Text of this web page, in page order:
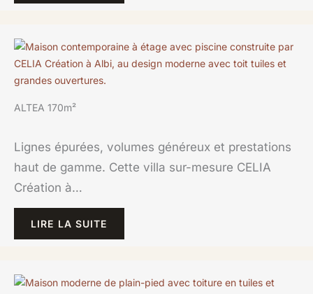
ALTEA 170m²
Lignes épurées, volumes généreux et prestations
haut de gamme. Cette villa sur-mesure CELIA
Création à…
LIRE LA SUITE